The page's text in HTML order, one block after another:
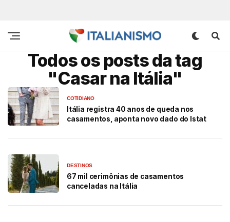
Todos os posts da tag
"Casar na Itália"
COTIDIANO
Itália registra 40 anos de queda nos
casamentos, aponta novo dado do Istat
DESTINOS
67 mil cerimônias de casamentos
canceladas na Itália